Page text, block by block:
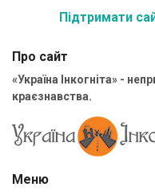
Підтримати
Про сайт
«Україна Інкогніта» -
краєзнавства.
Меню